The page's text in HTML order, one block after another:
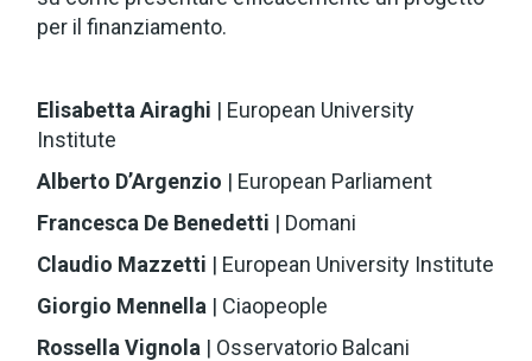
per il finanziamento.
Elisabetta Airaghi | European University
Institute
Alberto D’Argenzio | European Parliament
Francesca De Benedetti | Domani
Claudio Mazzetti | European University Institute
Giorgio Mennella | Ciaopeople
Rossella Vignola | Osservatorio Balcani